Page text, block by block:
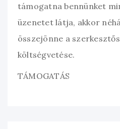
támogatna bennünket
üzenetet látja, akkor
összejönne a
költségvetése.
TÁMOGATÁS